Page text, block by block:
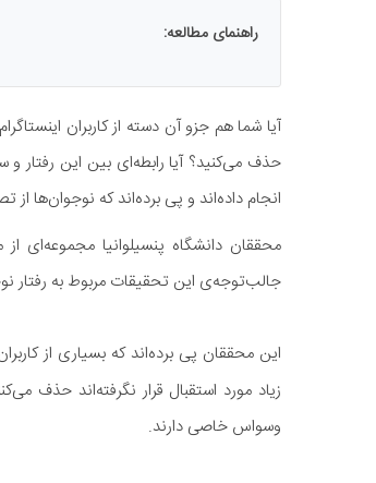
راهنمای مطالعه:
آیا شما هم جزو آن دسته از کاربران
حذف می‌کنید؟ آیا رابطه‌ای بین این رفتار و
انجام داده‌اند و پی برده‌اند که نوجوان‌ها از
محققان دانشگاه پنسیلوانیا مجموعه‌ای
جالب‌توجه‌ی این تحقیقات مربوط به رفتار
این محققان پی برده‌اند که بسیاری از
زیاد مورد استقبال قرار نگرفته‌اند
وسواس خاصی دارند.